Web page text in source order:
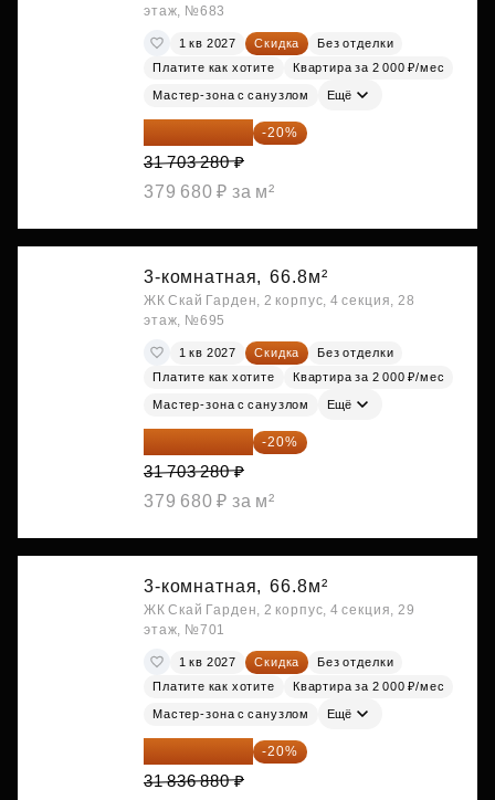
этаж, №683
1 кв 2027 Скидка
Без отделки
Платите как хотите
Квартира за 2 000 ₽/мес
Мастер-зона с санузлом Ещё
25 362 624 ₽ -20%
31 703 280 ₽
379 680 ₽ за м²
3-комнатная, 66.8м²
ЖК Скай Гарден, 2 корпус, 4 секция, 28
этаж, №695
1 кв 2027 Скидка
Без отделки
Платите как хотите
Квартира за 2 000 ₽/мес
Мастер-зона с санузлом Ещё
25 362 624 ₽ -20%
31 703 280 ₽
379 680 ₽ за м²
3-комнатная, 66.8м²
ЖК Скай Гарден, 2 корпус, 4 секция, 29
этаж, №701
1 кв 2027 Скидка
Без отделки
Платите как хотите
Квартира за 2 000 ₽/мес
Мастер-зона с санузлом Ещё
25 469 504 ₽ -20%
31 836 880 ₽